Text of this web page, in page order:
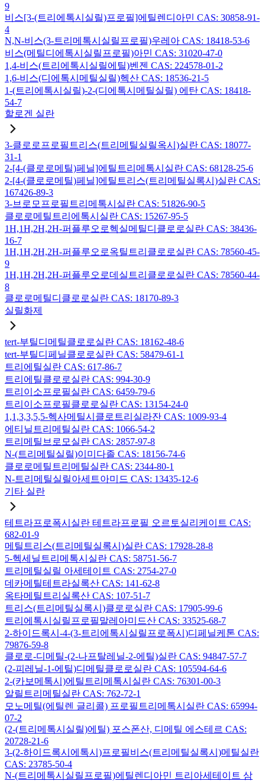
9
비스[3-(트리에톡시실릴)프로필]에틸렌디아민 CAS: 30858-91-
4
N,N-비스(3-트리메톡시실릴프로필)우레아 CAS: 18418-53-6
비스(메틸디에톡시실릴프로필)아민 CAS: 31020-47-0
1,4-비스(트리에톡시실릴에틸)벤젠 CAS: 224578-01-2
1,6-비스(디에톡시메틸실릴)헥산 CAS: 18536-21-5
1-(트리에톡시실릴)-2-(디에톡시메틸실릴) 에탄 CAS: 18418-
54-7
할로겐 실란
3-클로로프로필트리스(트리메틸실릴옥시)실란 CAS: 18077-
31-1
2-[4-(클로로메틸)페닐]에틸트리메톡시실란 CAS: 68128-25-6
2-[4-(클로로메틸)페닐]에틸트리스(트리메틸실록시)실란 CAS:
167426-89-3
3-브로모프로필트리메톡시실란 CAS: 51826-90-5
클로로메틸트리에톡시실란 CAS: 15267-95-5
1H,1H,2H,2H-퍼플루오로헥실메틸디클로로실란 CAS: 38436-
16-7
1H,1H,2H,2H-퍼플루오로옥틸트리클로로실란 CAS: 78560-45-
9
1H,1H,2H,2H-퍼플루오로데실트리클로로실란 CAS: 78560-44-
8
클로로메틸디클로로실란 CAS: 18170-89-3
실릴화제
tert-부틸디메틸클로로실란 CAS: 18162-48-6
tert-부틸디페닐클로로실란 CAS: 58479-61-1
트리에틸실란 CAS: 617-86-7
트리에틸클로로실란 CAS: 994-30-9
트리이소프로필실란 CAS: 6459-79-6
트리이소프로필클로로실란 CAS: 13154-24-0
1,1,3,3,5,5-헥사메틸시클로트리실라잔 CAS: 1009-93-4
에티닐트리메틸실란 CAS: 1066-54-2
트리메틸브로모실란 CAS: 2857-97-8
N-(트리메틸실릴)이미다졸 CAS: 18156-74-6
클로로메틸트리메틸실란 CAS: 2344-80-1
N-트리메틸실릴아세트아미드 CAS: 13435-12-6
기타 실란
테트라프로폭시실란 테트라프로필 오르토실리케이트 CAS:
682-01-9
메틸트리스(트리메틸실록시)실란 CAS: 17928-28-8
5-헥세닐트리메톡시실란 CAS: 58751-56-7
트리메틸실릴 아세테이트 CAS: 2754-27-0
데카메틸테트라실록산 CAS: 141-62-8
옥타메틸트리실록산 CAS: 107-51-7
트리스(트리메틸실록시)클로로실란 CAS: 17905-99-6
트리에톡시실릴프로필말레아미드산 CAS: 33525-68-7
2-하이드록시-4-(3-트리에톡시실릴프로폭시)디페닐케톤 CAS:
79876-59-8
클로로-디메틸-(2-나프탈레닐-2-에틸)실란 CAS: 94847-57-7
(2-피레닐-1-에틸)디메틸클로로실란 CAS: 105594-64-6
2-(카보메톡시)에틸트리메톡시실란 CAS: 76301-00-3
알릴트리메틸실란 CAS: 762-72-1
모노메틸(에틸렌 글리콜) 프로필트리메톡시실란 CAS: 65994-
07-2
(2-(트리메톡시실릴)에틸) 포스폰산, 디메틸 에스테르 CAS:
20728-21-6
3-(2-하이드록시에톡시)프로필비스(트리메틸실록시)메틸실란
CAS: 23785-50-4
N-(트리메톡시실릴프로필)에틸렌디아민 트리아세테이트 삼